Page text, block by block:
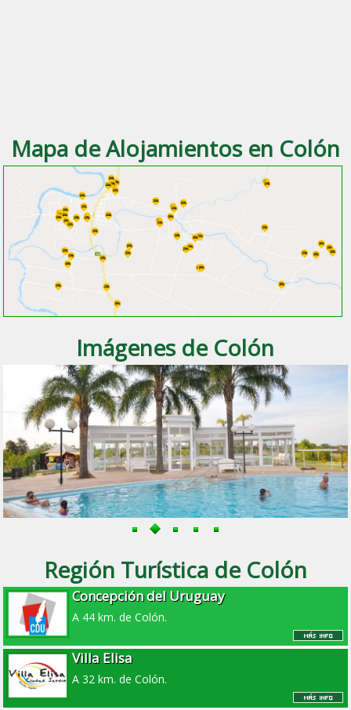
Mapa de Alojamientos en Colón
Imágenes de Colón
Región Turística de Colón
Concepción del Uruguay
A 44 km. de Colón.
Villa Elisa
A 32 km. de Colón.